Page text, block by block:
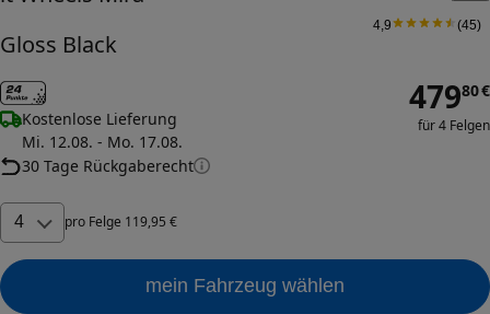
Gloss Black
4,9 (45)
Kostenlose Lieferung
Mi. 12.08. - Mo. 17.08.
30 Tage Rückgaberecht
47980€
für 4 Felgen
4 pro Felge 119,95 €
mein Fahrzeug wählen